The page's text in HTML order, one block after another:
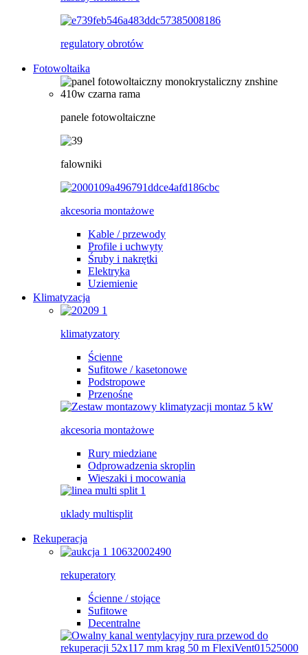
regulatory obrotów
Fotowoltaika
panele fotowoltaiczne
falowniki
akcesoria montażowe
Kable / przewody
Profile i uchwyty
Śruby i nakrętki
Elektryka
Uziemienie
Klimatyzacja
klimatyzatory
Ścienne
Sufitowe / kasetonowe
Podstropowe
Przenośne
akcesoria montażowe
Rury miedziane
Odprowadzenia skroplin
Wieszaki i mocowania
uklady multisplit
Rekuperacja
rekuperatory
Ścienne / stojące
Sufitowe
Decentralne